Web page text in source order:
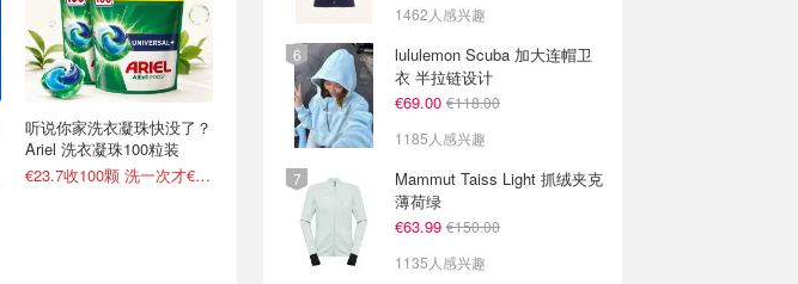
听说你家洗衣凝珠快没了？
Ariel 洗衣凝珠100粒装
€23.7收100颗 洗一次才€0.23
1462人感兴趣
lululemon Scuba 加大连帽卫
衣 半拉链设计
€69.00 €118.00
1185人感兴趣
Mammut Taiss Light 抓绒夹克
薄荷绿
€63.99 €150.00
1135人感兴趣